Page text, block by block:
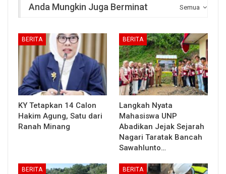
Semua
Anda Mungkin Juga Berminat
BERITA
KY Tetapkan 14 Calon
Hakim Agung, Satu dari
Ranah Minang
BERITA
Langkah Nyata
Mahasiswa UNP
Abadikan Jejak Sejarah
Nagari Taratak Bancah
Sawahlunto…
BERITA BERITA